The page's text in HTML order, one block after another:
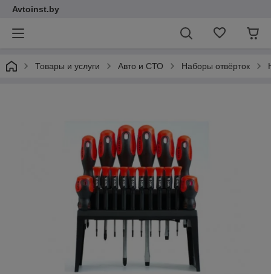
Avtoinst.by
Товары и услуги Авто и СТО Наборы отвёрток